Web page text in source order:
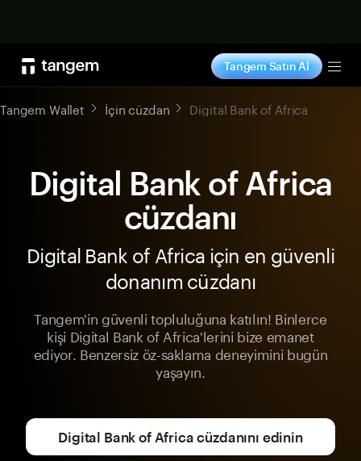
Tangem Satın Al
Tangem Wallet İçin cüzdan Digital Bank of Africa
Digital Bank of Africa
cüzdanı
Digital Bank of Africa için en güvenli
donanım cüzdanı
Tangem'in güvenli topluluğuna katılın! Binlerce
kişi Digital Bank of Africa'lerini bize emanet
ediyor. Benzersiz öz-saklama deneyimini bugün
yaşayın.
Digital Bank of Africa cüzdanını edinin